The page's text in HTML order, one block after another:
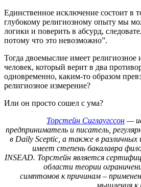
Единственное исключение состоит в
глубокому религиозному опыту мы
логики и поверить в абсурд,
потому что это невозможно”.
Тогда двоемыслие имеет
человек, который верит в два
одновременно, каким-то образом
религиозное измерение?
Или он просто сошел с ума?
Торстейн Сиглаугссон —
предприниматель и писатель,
в Daily Sceptic, а также в различных
имеет степень бакалавра
INSEAD. Торстейн является
области теории
симптомов к причинам –
мышления к